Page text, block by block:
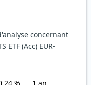
concernant
ETF (Acc) EUR-